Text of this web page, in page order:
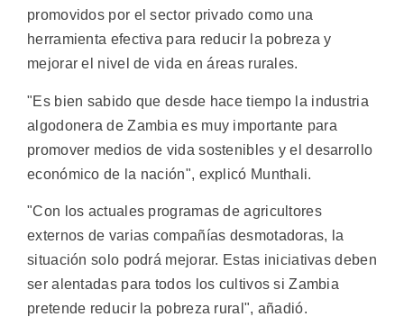
promovidos por el sector privado como una
herramienta efectiva para reducir la pobreza y
mejorar el nivel de vida en áreas rurales.
"Es bien sabido que desde hace tiempo la industria
algodonera de Zambia es muy importante para
promover medios de vida sostenibles y el desarrollo
económico de la nación", explicó Munthali.
"Con los actuales programas de agricultores
externos de varias compañías desmotadoras, la
situación solo podrá mejorar. Estas iniciativas deben
ser alentadas para todos los cultivos si Zambia
pretende reducir la pobreza rural", añadió.